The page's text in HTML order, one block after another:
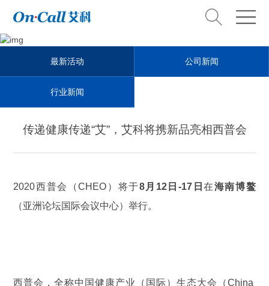
News Center
新闻中心
最新活动 公司新闻
行业新闻
传递健康传递“艾”，艾科将携新品亮相西普会
2020西普会（CHEO）将于8月12日-17日在海南博鳌
（亚洲论坛国际会议中心）举行。
西普会，全称中国健康产业（国际）生态大会（China